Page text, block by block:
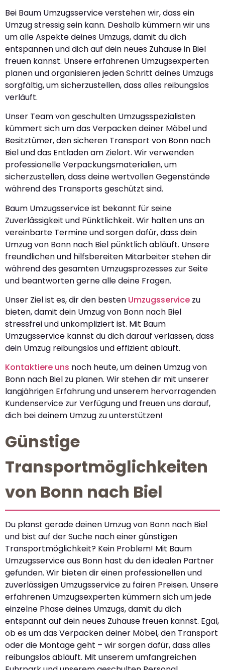
Bei Baum Umzugsservice verstehen wir, dass ein
Umzug stressig sein kann. Deshalb kümmern wir uns
um alle Aspekte deines Umzugs, damit du dich
entspannen und dich auf dein neues Zuhause in Biel
freuen kannst. Unsere erfahrenen Umzugsexperten
planen und organisieren jeden Schritt deines Umzugs
sorgfältig, um sicherzustellen, dass alles reibungslos
verläuft.
Unser Team von geschulten Umzugsspezialisten
kümmert sich um das Verpacken deiner Möbel und
Besitztümer, den sicheren Transport von Bonn nach
Biel und das Entladen am Zielort. Wir verwenden
professionelle Verpackungsmaterialien, um
sicherzustellen, dass deine wertvollen Gegenstände
während des Transports geschützt sind.
Baum Umzugsservice ist bekannt für seine
Zuverlässigkeit und Pünktlichkeit. Wir halten uns an
vereinbarte Termine und sorgen dafür, dass dein
Umzug von Bonn nach Biel pünktlich abläuft. Unsere
freundlichen und hilfsbereiten Mitarbeiter stehen dir
während des gesamten Umzugsprozesses zur Seite
und beantworten gerne alle deine Fragen.
Unser Ziel ist es, dir den besten Umzugsservice zu
bieten, damit dein Umzug von Bonn nach Biel
stressfrei und unkompliziert ist. Mit Baum
Umzugsservice kannst du dich darauf verlassen, dass
dein Umzug reibungslos und effizient abläuft.
Kontaktiere uns noch heute, um deinen Umzug von
Bonn nach Biel zu planen. Wir stehen dir mit unserer
langjährigen Erfahrung und unserem hervorragenden
Kundenservice zur Verfügung und freuen uns darauf,
dich bei deinem Umzug zu unterstützen!
Günstige
Transportmöglichkeiten
von Bonn nach Biel
Du planst gerade deinen Umzug von Bonn nach Biel
und bist auf der Suche nach einer günstigen
Transportmöglichkeit? Kein Problem! Mit Baum
Umzugsservice aus Bonn hast du den idealen Partner
gefunden. Wir bieten dir einen professionellen und
zuverlässigen Umzugsservice zu fairen Preisen. Unsere
erfahrenen Umzugsexperten kümmern sich um jede
einzelne Phase deines Umzugs, damit du dich
entspannt auf dein neues Zuhause freuen kannst. Egal,
ob es um das Verpacken deiner Möbel, den Transport
oder die Montage geht – wir sorgen dafür, dass alles
reibungslos abläuft. Mit unserem umfangreichen